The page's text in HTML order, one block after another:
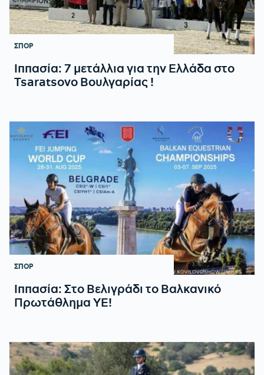
ΣΠΟΡ
Ιππασία: 7 μετάλλια για την Ελλάδα στο
Tsaratsovo Βουλγαρίας !
ΣΠΟΡ
Ιππασία: Στο Βελιγράδι το Βαλκανικό
Πρωτάθλημα YE!